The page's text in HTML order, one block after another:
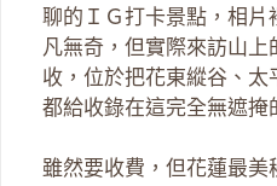
聊的ＩＧ打卡景點，相
凡無奇，但實際來訪山
收，位於把花東縱谷、
都給收錄在這完全無遮掩
雖然要收費，但花蓮最